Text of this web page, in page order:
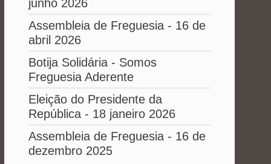
junho 2026
Assembleia de Freguesia - 16 de
abril 2026
Botija Solidária - Somos
Freguesia Aderente
Eleição do Presidente da
República - 18 janeiro 2026
Assembleia de Freguesia - 16 de
dezembro 2025